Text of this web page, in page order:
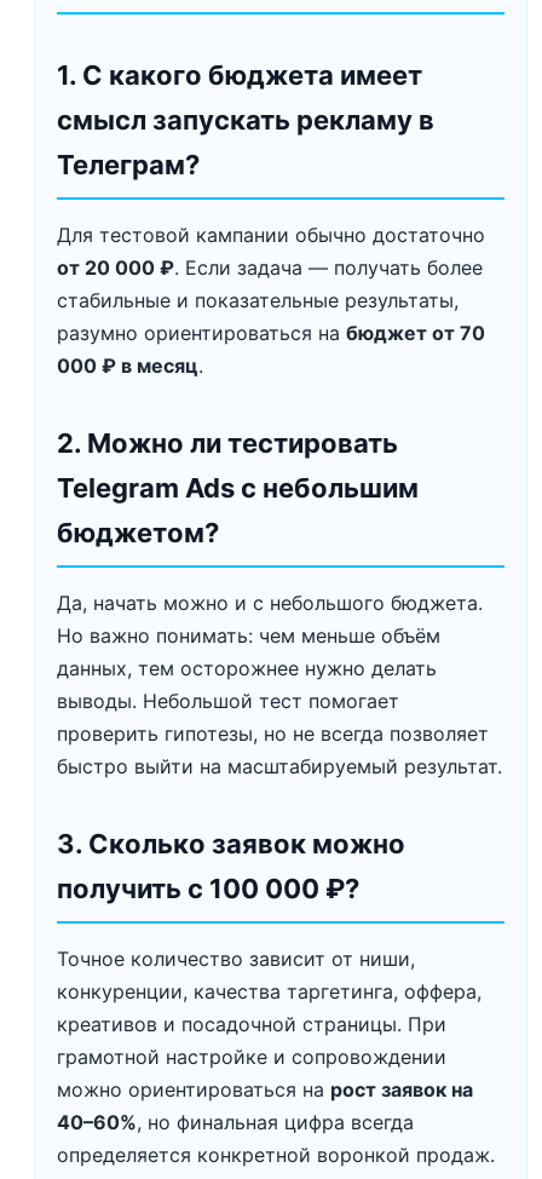
1. С какого бюджета имеет
смысл запускать рекламу в
Телеграм?
Для тестовой кампании обычно достаточно
от 20 000 ₽. Если задача — получать более
стабильные и показательные результаты,
разумно ориентироваться на бюджет от 70
000 ₽ в месяц.
2. Можно ли тестировать
Telegram Ads с небольшим
бюджетом?
Да, начать можно и с небольшого бюджета.
Но важно понимать: чем меньше объём
данных, тем осторожнее нужно делать
выводы. Небольшой тест помогает
проверить гипотезы, но не всегда позволяет
быстро выйти на масштабируемый результат.
3. Сколько заявок можно
получить с 100 000 ₽?
Точное количество зависит от ниши,
конкуренции, качества таргетинга, оффера,
креативов и посадочной страницы. При
грамотной настройке и сопровождении
можно ориентироваться на рост заявок на
40–60%, но финальная цифра всегда
определяется конкретной воронкой продаж.